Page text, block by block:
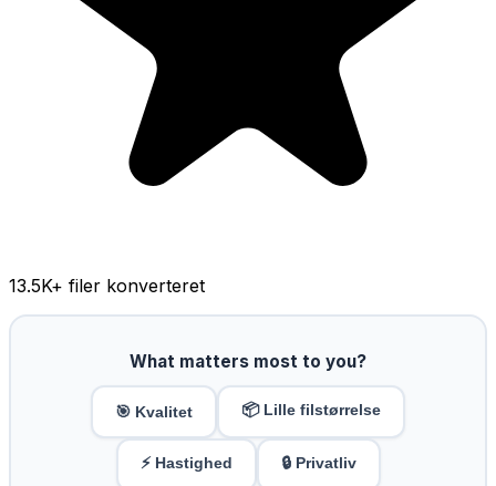
13.5K+ filer konverteret
What matters most to you?
🎯 Kvalitet 📦 Lille filstørrelse
⚡ Hastighed 🔒 Privatliv